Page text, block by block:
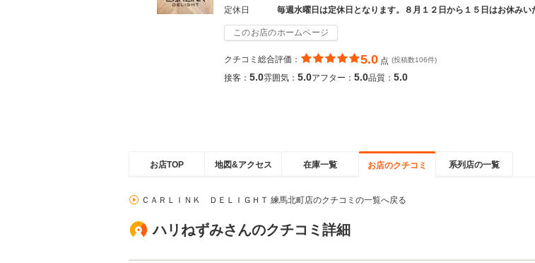
定休日
毎週水曜日は定休日となります。８月１２日から１５日はお休みい
このお店のホームページ
クチコミ総合評価： 5.0 点 (投稿数106件)
接客： 5.0雰囲気： 5.0アフター： 5.0品質： 5.0
お店TOP 地図&アクセス 在庫一覧 お店のクチコミ 系列店の一覧
ＣＡＲＬＩＮＫ ＤＥＬＩＧＨＴ 練馬北町店のクチコミの一覧へ戻る
ハリねずみさんのクチコミ詳細